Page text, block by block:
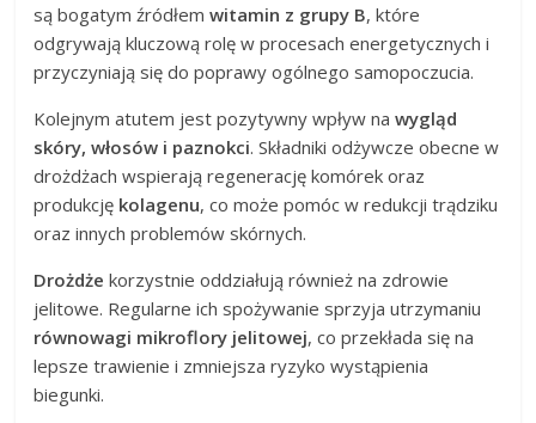
są bogatym źródłemwitamin z grupy B, które
odgrywają kluczową rolę w procesach energetycznych i
przyczyniają się do poprawy ogólnego samopoczucia.
Kolejnym atutem jest pozytywny wpływ nawygląd
skóry, włosów i paznokci. Składniki odżywcze obecne w
drożdżach wspierają regenerację komórek oraz
produkcję kolagenu, co może pomóc w redukcji trądziku
oraz innych problemów skórnych.
Drożdże korzystnie oddziałują również na zdrowie
jelitowe. Regularne ich spożywanie sprzyja utrzymaniu
równowagi mikroflory jelitowej, co przekłada się na
lepsze trawienie i zmniejsza ryzyko wystąpienia
biegunki.